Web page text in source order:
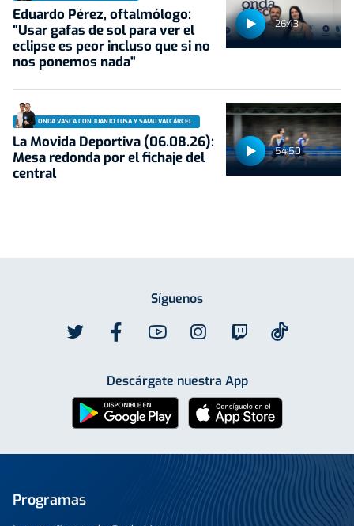
26:43
Eduardo Pérez, oftalmólogo:
"Usar gafas de sol para ver el
eclipse es peor incluso que si no
nos ponemos nada"
54:50
ONDA VASCA CON JUANJO LUSA Y SAMU VALCÁRCEL
La Movida Deportiva (06.08.26):
Mesa redonda por el fichaje del
central
Síguenos
Descárgate nuestra App
Programas